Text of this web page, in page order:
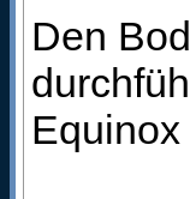
Den